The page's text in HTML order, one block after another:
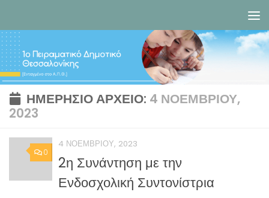
ΗΜΕΡΉΣΙΟ ΑΡΧΕΊΟ: 4 ΝΟΕΜΒΡΊΟΥ,
2023
0
4 ΝΟΕΜΒΡΊΟΥ, 2023
2η Συνάντηση με την
Ενδοσχολική Συντονίστρια